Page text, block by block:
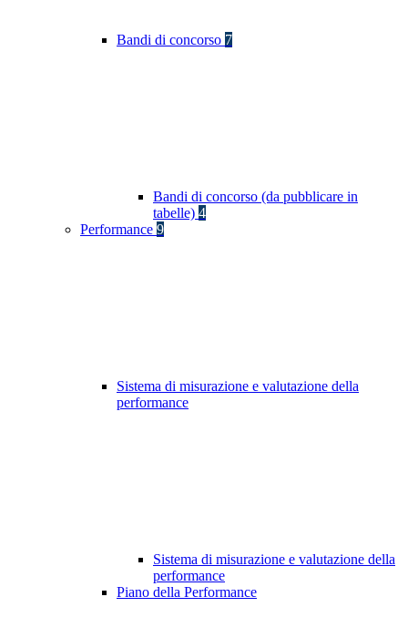
Bandi di concorso 7
Bandi di concorso (da pubblicare in
tabelle) 4
Performance 9
Sistema di misurazione e valutazione della
performance
Sistema di misurazione e valutazione della
performance
Piano della Performance